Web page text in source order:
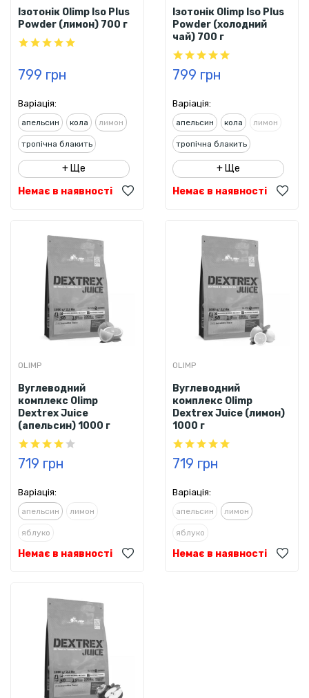
Ізотонік Olimp Iso Plus
Powder (лимон) 700 г
799 грн
Варіація:
апельсин кола лимон
тропічна блакить
холодний чай
+ Ще
Немає в наявності
Ізотонік Olimp Iso Plus
Powder (холодний
чай) 700 г
799 грн
Варіація:
апельсин кола лимон
тропічна блакить
холодний чай
+ Ще
Немає в наявності
OLIMP
Вуглеводний
комплекс Olimp
Dextrex Juice
(апельсин) 1000 г
719 грн
Варіація:
апельсин лимон
яблуко
Немає в наявності
OLIMP
Вуглеводний
комплекс Olimp
Dextrex Juice (лимон)
1000 г
719 грн
Варіація:
апельсин лимон
яблуко
Немає в наявності